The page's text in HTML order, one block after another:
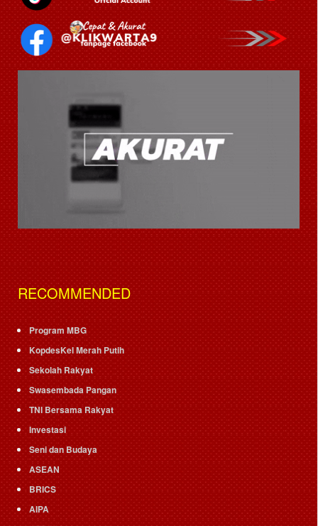
RECOMMENDED
Program MBG
KopdesKel Merah Putih
Sekolah Rakyat
Swasembada Pangan
TNI Bersama Rakyat
Investasi
Seni dan Budaya
ASEAN
BRICS
AIPA